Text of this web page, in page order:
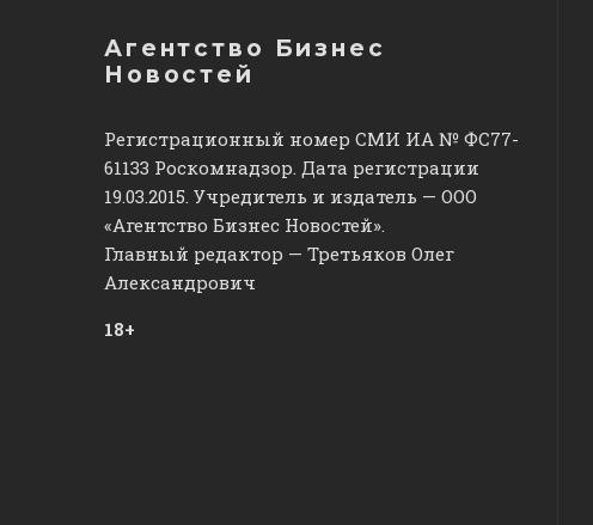
Агентство Бизнес
Новостей
Регистрационный номер СМИ ИА № ФС77-
61133 Роскомнадзор. Дата регистрации
19.03.2015. Учредитель и издатель — ООО
«Агентство Бизнес Новостей».
Главный редактор — Третьяков Олег
Александрович
18+